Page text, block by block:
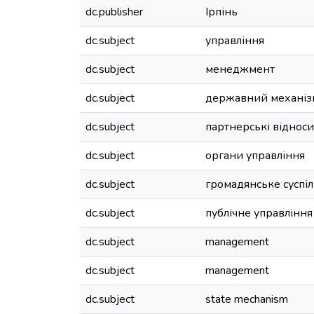
dc.publisher
Ірпінь
dc.subject
управління
dc.subject
менеджмент
dc.subject
державний
dc.subject
партнерські
dc.subject
органи управління
dc.subject
громадянське
dc.subject
публічне управління
dc.subject
management
dc.subject
management
dc.subject
state mechanism